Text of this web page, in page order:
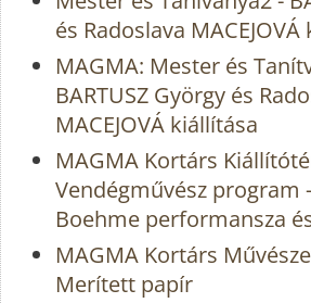
és Radoslava
MAGMA: Mester és
BARTUSZ György és
MACEJOVÁ kiállítása
MAGMA Kortárs
Vendégművész program
Boehme performansza
MAGMA Kortárs
Merített papír